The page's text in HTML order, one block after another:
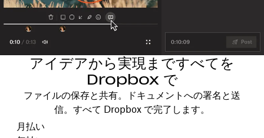
アイデアから実現まですべてを
Dropbox で
ファイルの保存と共有。ドキュメントへの署名と送
信。すべて Dropbox で完了します。
支払いサイクルを選択します
月払い